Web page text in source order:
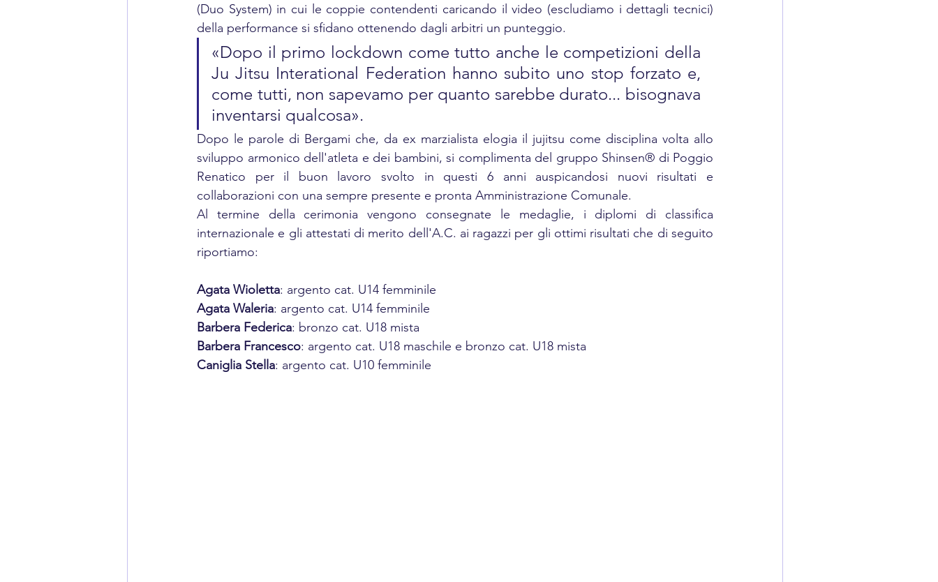
(Duo System) in cui le coppie contendenti caricando il video (escludiamo i dettagli tecnici)
della performance si sfidano ottenendo dagli arbitri un punteggio.
«Dopo il primo lockdown come tutto anche le competizioni della
Ju Jitsu Interational Federation hanno subito uno stop forzato e,
come tutti, non sapevamo per quanto sarebbe durato... bisognava
inventarsi qualcosa».
Dopo le parole di Bergami che, da ex marzialista elogia il jujitsu come disciplina volta allo
sviluppo armonico dell'atleta e dei bambini, si complimenta del gruppo Shinsen® di Poggio
Renatico per il buon lavoro svolto in questi 6 anni auspicandosi nuovi risultati e
collaborazioni con una sempre presente e pronta Amministrazione Comunale.
Al termine della cerimonia vengono consegnate le medaglie, i diplomi di classifica
internazionale e gli attestati di merito dell'A.C. ai ragazzi per gli ottimi risultati che di seguito
riportiamo:
Agata Wioletta: argento cat. U14 femminile
Agata Waleria: argento cat. U14 femminile
Barbera Federica: bronzo cat. U18 mista
Barbera Francesco: argento cat. U18 maschile e bronzo cat. U18 mista
Caniglia Stella: argento cat. U10 femminile